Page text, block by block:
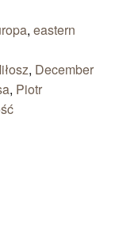
, eastern
, December
, Piotr